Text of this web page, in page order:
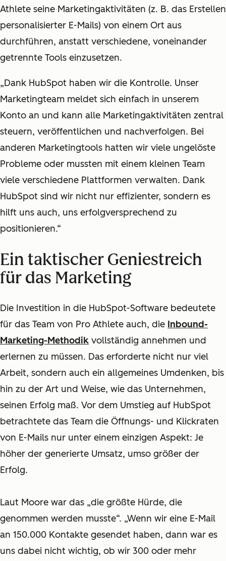
Athlete seine Marketingaktivitäten (z. B. das Erstellen
personalisierter E-Mails) von einem Ort aus
durchführen, anstatt verschiedene, voneinander
getrennte Tools einzusetzen.
„Dank HubSpot haben wir die Kontrolle. Unser
Marketingteam meldet sich einfach in unserem
Konto an und kann alle Marketingaktivitäten zentral
steuern, veröffentlichen und nachverfolgen. Bei
anderen Marketingtools hatten wir viele ungelöste
Probleme oder mussten mit einem kleinen Team
viele verschiedene Plattformen verwalten. Dank
HubSpot sind wir nicht nur effizienter, sondern es
hilft uns auch, uns erfolgversprechend zu
positionieren.“
Ein taktischer Geniestreich
für das Marketing
Die Investition in die HubSpot-Software bedeutete
für das Team von Pro Athlete auch, die Inbound-
Marketing-Methodik vollständig annehmen und
erlernen zu müssen. Das erforderte nicht nur viel
Arbeit, sondern auch ein allgemeines Umdenken, bis
hin zu der Art und Weise, wie das Unternehmen,
seinen Erfolg maß. Vor dem Umstieg auf HubSpot
betrachtete das Team die Öffnungs- und Klickraten
von E-Mails nur unter einem einzigen Aspekt: Je
höher der generierte Umsatz, umso größer der
Erfolg.
Laut Moore war das „die größte Hürde, die
genommen werden musste“. „Wenn wir eine E-Mail
an 150.000 Kontakte gesendet haben, dann war es
uns dabei nicht wichtig, ob wir 300 oder mehr